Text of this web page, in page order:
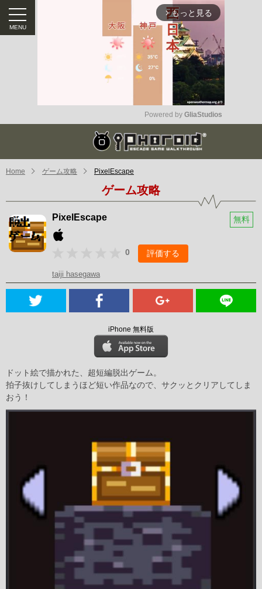
arrow_forward_ios もっと見る
Mute
Powered by GliaStudios
Home ゲーム攻略 PixelEscape
ゲーム攻略
PixelEscape 無料
0 評価する
taiji hasegawa
iPhone 無料版
ドット絵で描かれた、超短編脱出ゲーム。
拍子抜けしてしまうほど短い作品なので、サクッとクリアしてしま
おう！